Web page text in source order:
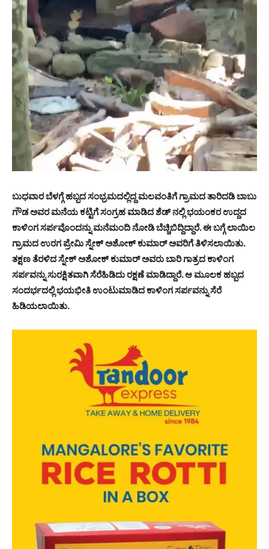
ಬುಧವಾರ ಬೆಳಗ್ಗೆ ಹಬ್ಬದ ಸಂಭ್ರಮದಲ್ಲಿದ್ದ ಮಲವಂತಿಗೆ ಗ್ರಾಮದ ತಾರಿದಡಿ ಬಾಬು
ಗೌಡ ಅವರ ಮನೆಯ ಕಟ್ಟಿಗೆ ಸಂಗ್ರಹ ಮಾಡಿದ ಶೆಡ್ ನಲ್ಲಿ ಭಯಂಕರ ಉದ್ದದ
ಕಾಳಿಂಗ ಸರ್ಪವೊಂದನ್ನು ಮನೆಮಂದಿ ನೋಡಿ ಬೆಚ್ಚಿಬಿದ್ದಿದ್ದಾರೆ. ಈ ಬಗ್ಗೆ ಲಾಯಿಲ
ಗ್ರಾಮದ ಉರಗ ಪ್ರೇಮಿ ಸ್ನೇಕ್ ಅಶೋಕ್ ಕುಮಾರ್ ಅವರಿಗೆ ತಿಳಿಸಲಾಯಿತು.
ತಕ್ಷಣ ತೆರಳಿದ ಸ್ನೇಕ್ ಅಶೋಕ್ ಕುಮಾರ್ ಅವರು ಬಾರಿ ಗಾತ್ರದ ಕಾಳಿಂಗ
ಸರ್ಪವನ್ನು ಸುರಕ್ಷಿತವಾಗಿ ಸೆರೆಹಿಡಿದು ರಕ್ಷಣೆ ಮಾಡಿದ್ದಾರೆ. ಆ ಮೂಲಕ ಹಬ್ಬದ
ಸಂದರ್ಭದಲ್ಲಿ ಭಯಭೀತಿ ಉಂಟುಮಾಡಿದ ಕಾಳಿಂಗ ಸರ್ಪವನ್ನು ಸೆರೆ
ಹಿಡಿಯಲಾಯಿತು.